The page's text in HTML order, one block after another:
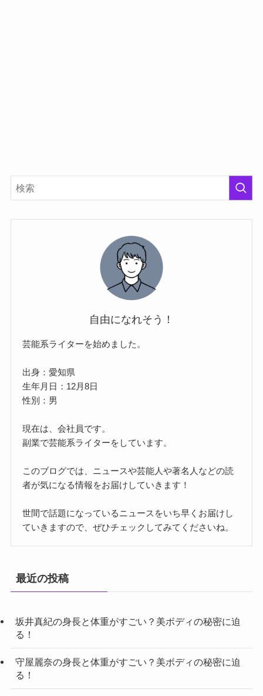
自由になれそう！
芸能系ライターを始めました。
出身：愛知県
生年月日：12月8日
性別：男
現在は、会社員です。
副業で芸能系ライターをしています。
このブログでは、ニュースや芸能人や著名人などの読
者が気になる情報をお届けしていきます！
世間で話題になっているニュースをいち早くお届けし
ていきますので、ぜひチェックしてみてくださいね。
最近の投稿
坂井真紀の身長と体重がすごい？美ボディの秘密に迫
る！
守屋麗奈の身長と体重がすごい？美ボディの秘密に迫
る！